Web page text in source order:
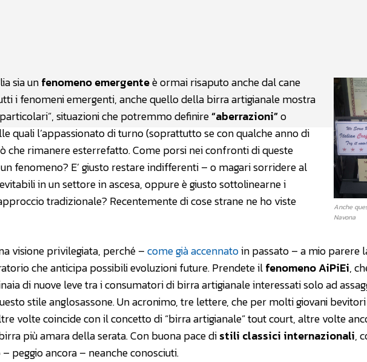
Anche
Navona
sia unfenomeno emergenteè ormai risaputo anche dal cane
i fenomeni emergenti, anche quello della birra artigianale mostra
situazioni che potremmo definire“aberrazioni”o
quali l’appassionato di turno (soprattutto se con qualche anno di
che rimanere esterrefatto. Come porsi nei confronti di queste
fenomeno? E’ giusto restare indifferenti – o magari sorridere al
in un settore in ascesa, oppure è giusto sottolinearne i
tradizionale? Recentemente di cose strane ne ho viste
visione privilegiata, perché –come già accennatoin passato – a mio parere
che anticipa possibili evoluzioni future. Prendete ilfenomeno AiPiEi,
di nuove leve tra i consumatori di birra artigianale interessati solo ad
stile anglosassone. Un acronimo, tre lettere, che per molti giovani
volte coincide con il concetto di “birra artigianale” tout court, altre volte
più amara della serata. Con buona pace distili classici internazionali,
peggio ancora – neanche conosciuti.